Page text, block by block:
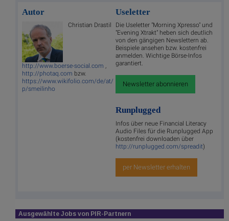
Autor
Christian Drastil
http://www.boerse-social.com
http://photaq.com bzw.
https://www.wikifolio.com/de/at/
p/smeilinho
Useletter
Die Useletter "Morning Xpresso" und
"Evening Xtrakt" heben sich deutlich
von den gängigen Newslettern ab.
Beispiele ansehen bzw. kostenfrei
anmelden. Wichtige Börse-Infos
garantiert.
Newsletter abonnieren
Runplugged
Infos über neue Financial Literacy
Audio Files für die Runplugged App
(kostenfrei downloaden über
http://runplugged.com/spreadit)
per Newsletter erhalten
Ausgewählte Jobs von PIR-Partnern